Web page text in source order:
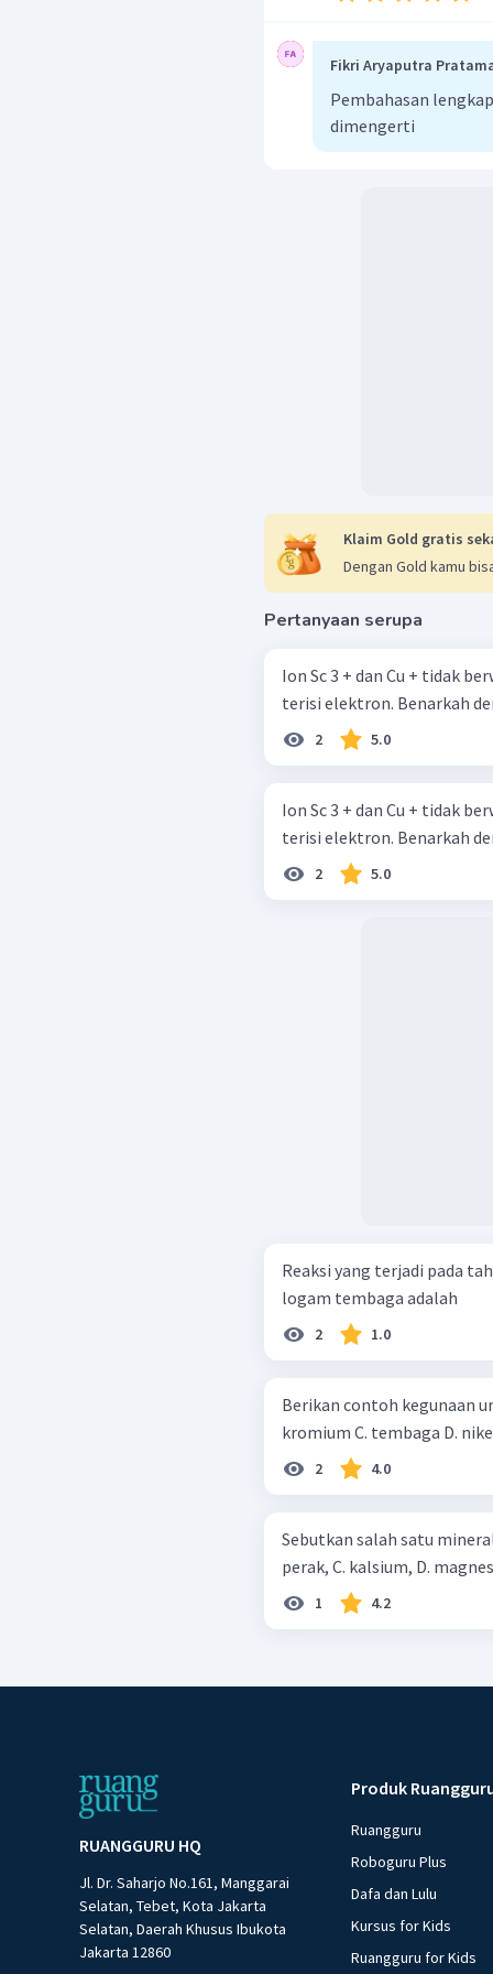
Fikri Aryaputra
Pembahasan
dimengerti
Klaim Gold gratis
Dengan Gold kamu
Pertanyaan serupa
Ion Sc 3 + dan Cu + tidak
terisi elektron. Benarkah
2 5.0
Ion Sc 3 + dan Cu + tidak
terisi elektron. Benarkah
2 5.0
Reaksi yang terjadi pada
logam tembaga adalah
2 1.0
Berikan contoh kegunaan unsur
2 4.0
Sebutkan salah satu mineral
1 4.2
RUANGGURU HQ
Jl. Dr. Saharjo No.161, Manggarai
Selatan, Tebet, Kota Jakarta
Selatan, Daerah Khusus Ibukota
Jakarta 12860
Produk
Ruangguru
Roboguru Plus
Dafa dan Lulu
Kursus for Kids
Ruangguru for Kids